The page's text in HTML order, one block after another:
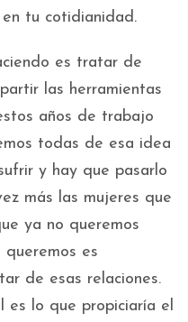
tu cotidianidad.
es tratar de
las herramientas
años de trabajo
todas de esa idea
y hay que pasarlo
más las mujeres que
ya no queremos
es
de esas relaciones.
es lo que propiciaría el